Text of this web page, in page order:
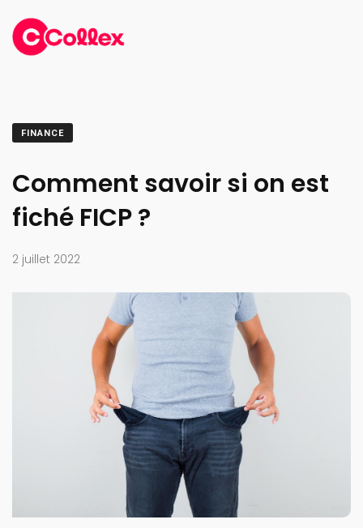
FINANCE
Comment savoir si on est
fiché FICP ?
2 juillet 2022